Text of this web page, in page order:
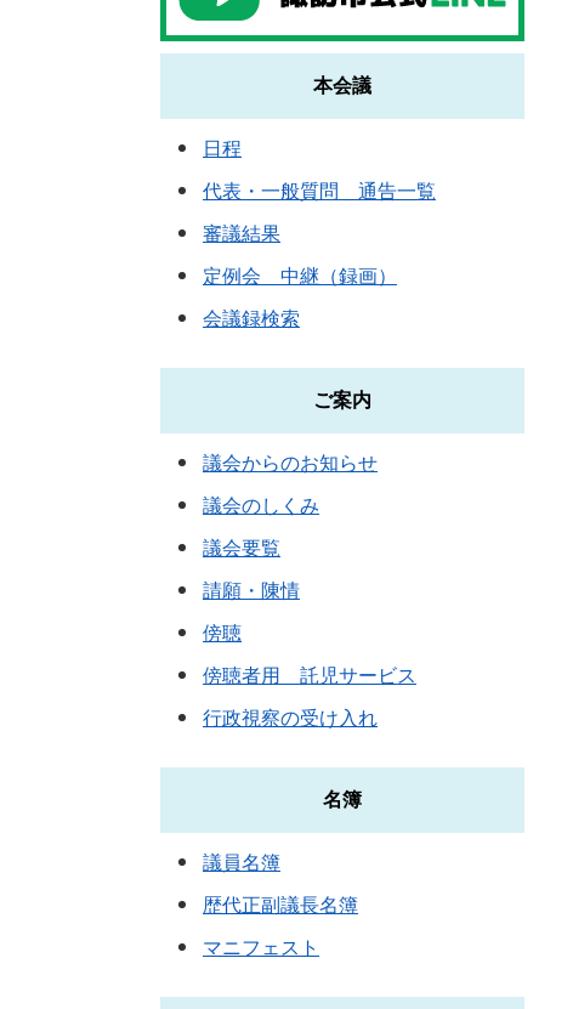
本会議
日程
代表・一般質問 通告一覧
審議結果
定例会 中継（録画）
会議録検索
ご案内
議会からのお知らせ
議会のしくみ
議会要覧
請願・陳情
傍聴
傍聴者用 託児サービス
行政視察の受け入れ
名簿
議員名簿
歴代正副議長名簿
マニフェスト